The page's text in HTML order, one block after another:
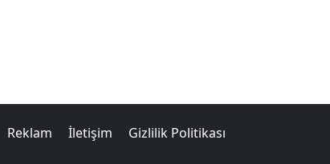
Reklam İletişim Gizlilik Politikası